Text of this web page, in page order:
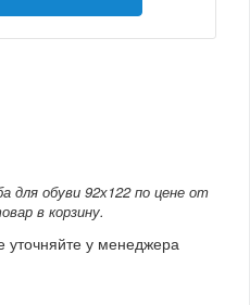
обуви 92х122 по цене от
в корзину.
уточняйте у менеджера